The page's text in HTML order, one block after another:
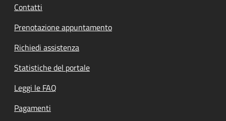
Contatti
Prenotazione appuntamento
Richiedi assistenza
Statistiche del portale
Leggi le FAQ
Pagamenti